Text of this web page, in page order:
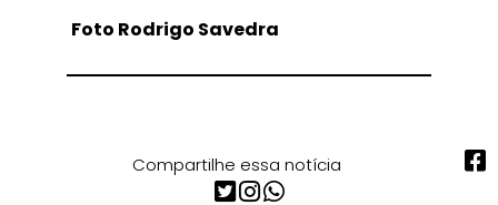
Foto Rodrigo Savedra
Compartilhe essa notícia